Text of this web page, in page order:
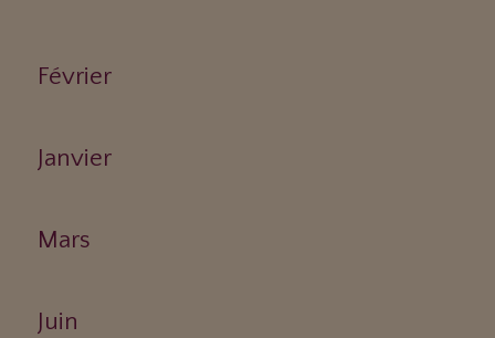
Février
Janvier
Mars
Juin